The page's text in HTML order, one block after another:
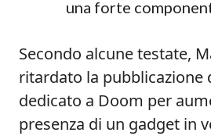
una forte
Secondo alcune testate,
ritardato la pubblicazione
dedicato a Doom per
presenza di un gadget in